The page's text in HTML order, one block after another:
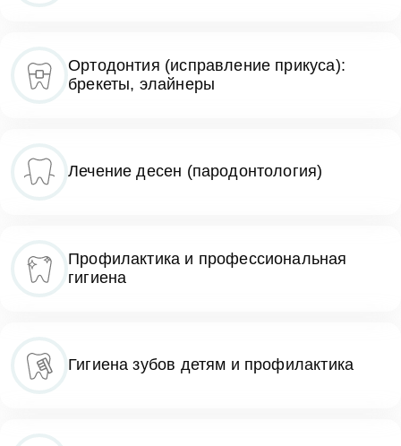
Ортодонтия (исправление прикуса):
брекеты, элайнеры
Лечение десен (пародонтология)
Профилактика и профессиональная
гигиена
Гигиена зубов детям и профилактика